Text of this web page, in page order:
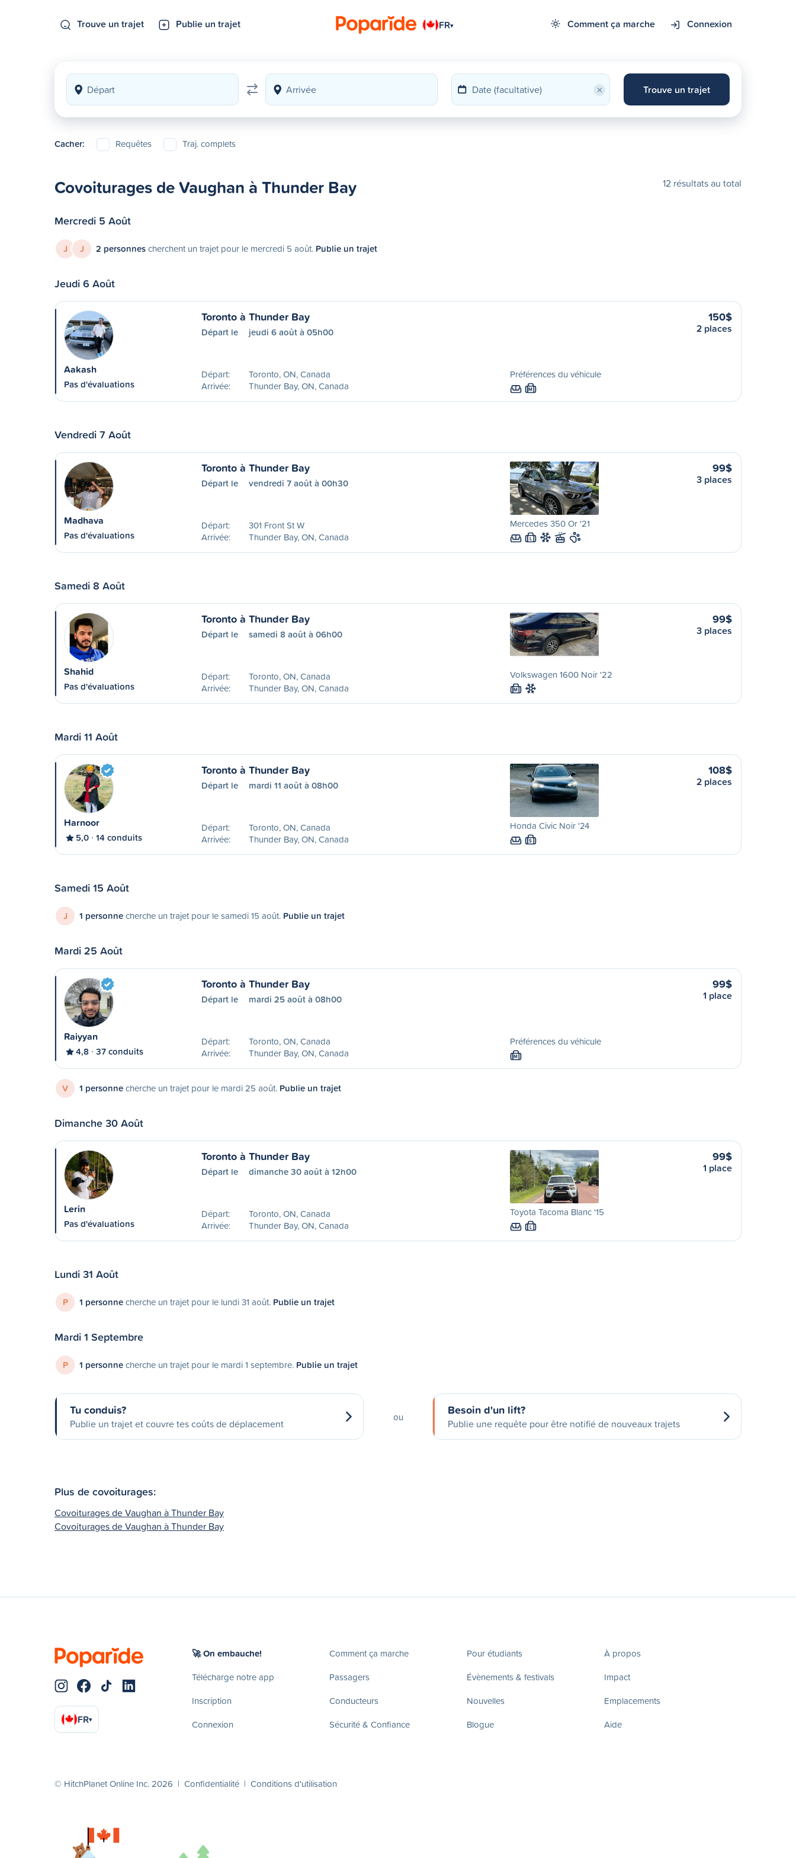
Trouve un trajet Publie un trajet FR▾ Comment ça marche Connexion
× Trouve un trajet
Cacher: Requêtes Traj. complets
Covoiturages de Vaughan à Thunder Bay 12 résultats au total
Mercredi 5 Août
J J 2 personnescherchent un trajet pour le mercredi 5 août. Publie un trajet
Jeudi 6 Août
Aakash
Pas d'évaluations
Toronto à Thunder Bay
Départ le jeudi 6 août à 05h00
Départ:
Toronto, ON, Canada
Arrivée:
Thunder Bay, ON, Canada
Préférences du véhicule
M
150$
2 places
Vendredi 7 Août
Madhava
Pas d'évaluations
Toronto à Thunder Bay
Départ le vendredi 7 août à 00h30
Départ:
301 Front St W
Arrivée:
Thunder Bay, ON, Canada
Mercedes 350 Or '21
L
99$
3 places
Samedi 8 Août
Shahid
Pas d'évaluations
Toronto à Thunder Bay
Départ le samedi 8 août à 06h00
Départ:
Toronto, ON, Canada
Arrivée:
Thunder Bay, ON, Canada
Volkswagen 1600 Noir '22
M
99$
3 places
Mardi 11 Août
Harnoor
5,0 14 conduits
Toronto à Thunder Bay
Départ le mardi 11 août à 08h00
Départ:
Toronto, ON, Canada
Arrivée:
Thunder Bay, ON, Canada
Honda Civic Noir '24
S
108$
2 places
Samedi 15 Août
J 1 personnecherche un trajet pour le samedi 15 août. Publie un trajet
Mardi 25 Août
Raiyyan
4,8 37 conduits
Toronto à Thunder Bay
Départ le mardi 25 août à 08h00
Départ:
Toronto, ON, Canada
Arrivée:
Thunder Bay, ON, Canada
Préférences du véhicule
M
99$
1 place
V 1 personnecherche un trajet pour le mardi 25 août. Publie un trajet
Dimanche 30 Août
Lerin
Pas d'évaluations
Toronto à Thunder Bay
Départ le dimanche 30 août à 12h00
Départ:
Toronto, ON, Canada
Arrivée:
Thunder Bay, ON, Canada
Toyota Tacoma Blanc '15
L
99$
1 place
Lundi 31 Août
P 1 personnecherche un trajet pour le lundi 31 août. Publie un trajet
Mardi 1 Septembre
P 1 personnecherche un trajet pour le mardi 1 septembre. Publie un trajet
Tu conduis?
Publie un trajet et couvre tes coûts de déplacement
ou Besoin d'un lift?
Publie une requête pour être notifié de nouveaux trajets
Plus de covoiturages:
Covoiturages de Vaughan à Thunder Bay
Covoiturages de Vaughan à Thunder Bay
FR▾
🚀 On embauche!
Télécharge notre app
Inscription
Connexion
Comment ça marche
Passagers
Conducteurs
Sécurité & Confiance
Pour étudiants
Évènements & festivals
Nouvelles
Blogue
À propos
Impact
Emplacements
Aide
© HitchPlanet Online Inc. 2026 | Confidentialité | Conditions d'utilisation